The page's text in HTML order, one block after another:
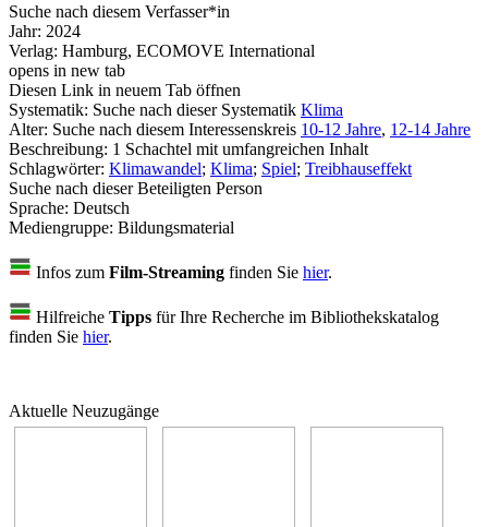
Suche nach diesem Verfasser*in
Jahr: 2024
Verlag: Hamburg, ECOMOVE International
opens in new tab
Diesen Link in neuem Tab öffnen
Systematik: Suche nach dieser Systematik Klima
Alter: Suche nach diesem Interessenskreis 10-12 Jahre, 12-14 Jahre
Beschreibung: 1 Schachtel mit umfangreichen Inhalt
Schlagwörter: Klimawandel; Klima; Spiel; Treibhauseffekt
Suche nach dieser Beteiligten Person
Sprache: Deutsch
Mediengruppe: Bildungsmaterial
Infos zum Film-Streaming finden Sie hier.
Hilfreiche Tipps für Ihre Recherche im Bibliothekskatalog
finden Sie hier.
Aktuelle Neuzugänge